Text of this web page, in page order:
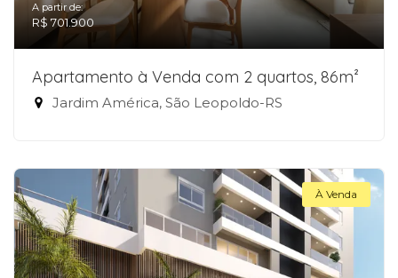
A partir de:
R$ 701.900
Apartamento à Venda com 2 quartos, 86m²
Jardim América, São Leopoldo-RS
À Venda